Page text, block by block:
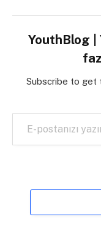
YouthBlog |
Subscribe to get
E-postanızı yazın…